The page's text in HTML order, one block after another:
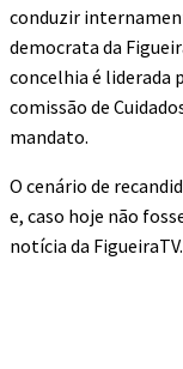
conduzir
democrata da
concelhia é liderada
comissão de
mandato.
O cenário de
e, caso hoje não
notícia da FigueiraTV.